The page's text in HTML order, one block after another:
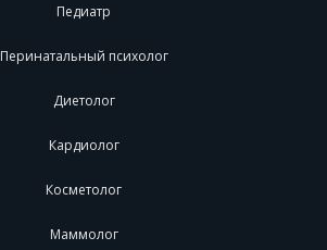
Педиатр
Перинатальный психолог
Диетолог
Кардиолог
Косметолог
Маммолог